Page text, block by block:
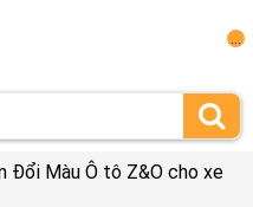
Đổi Màu Ô tô Z&O cho xe